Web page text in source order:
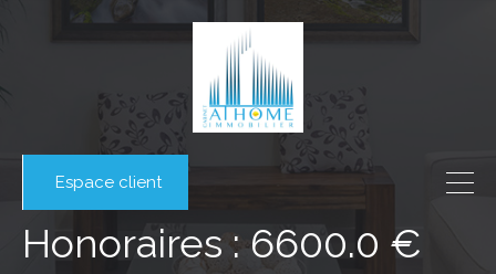
Espace client
Honoraires : 6600.0 €